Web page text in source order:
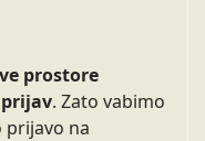
prostore
. Zato vabimo
prijavo na